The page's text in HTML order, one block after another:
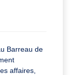
Barreau de
affaires,